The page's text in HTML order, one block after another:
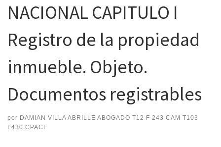
NACIONAL CAPITULO I
Registro de la propiedad
inmueble. Objeto.
Documentos registrables
por DAMIAN VILLA ABRILLE ABOGADO T12 F 243 CAM T103
F430 CPACF